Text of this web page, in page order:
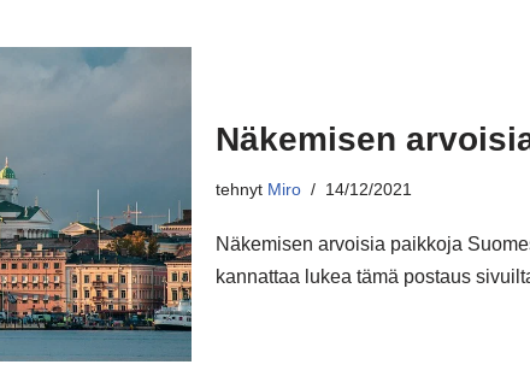
Näkemisen
tehnyt Miro 14/12/2021
Näkemisen arvoisia paikkoja
kannattaa lukea tämä postaus